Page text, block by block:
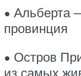
• Альберта
провинция
• Остров
из самых